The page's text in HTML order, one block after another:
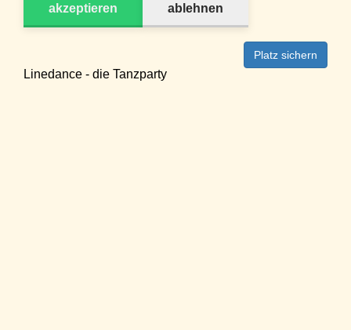
akzeptieren ablehnen
Platz sichern
Linedance - die Tanzparty